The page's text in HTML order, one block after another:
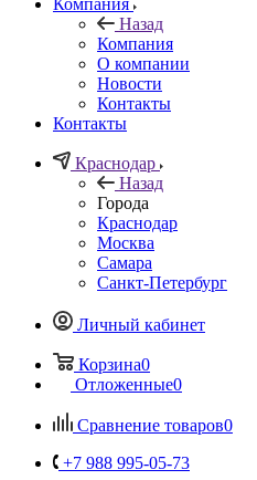
Компания
Назад
Компания
О компании
Новости
Контакты
Контакты
Краснодар
Назад
Города
Краснодар
Москва
Самара
Санкт-Петербург
Личный кабинет
Корзина0
Отложенные0
Сравнение товаров0
+7 988 995-05-73